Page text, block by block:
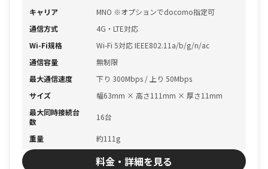
キャリア
MNO ※オプションでdocomo指定可
通信方式
4G・LTE対応
Wi-Fi規格
Wi-Fi 5対応 IEEE802.11a/b/g/n/ac
通信容量
無制限
最大通信速度
下り 300Mbps / 上り 50Mbps
サイズ
幅63mm × 高さ111mm × 厚さ11mm
最大同時接続台
数
16台
重量 約111g
料金・詳細を見る